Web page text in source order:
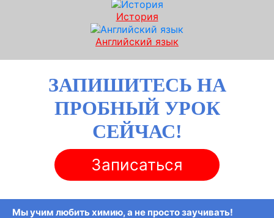
История
Английский язык
ЗАПИШИТЕСЬ НА
ПРОБНЫЙ УРОК
СЕЙЧАС!
Записаться
Мы учим любить химию, а не просто заучивать!